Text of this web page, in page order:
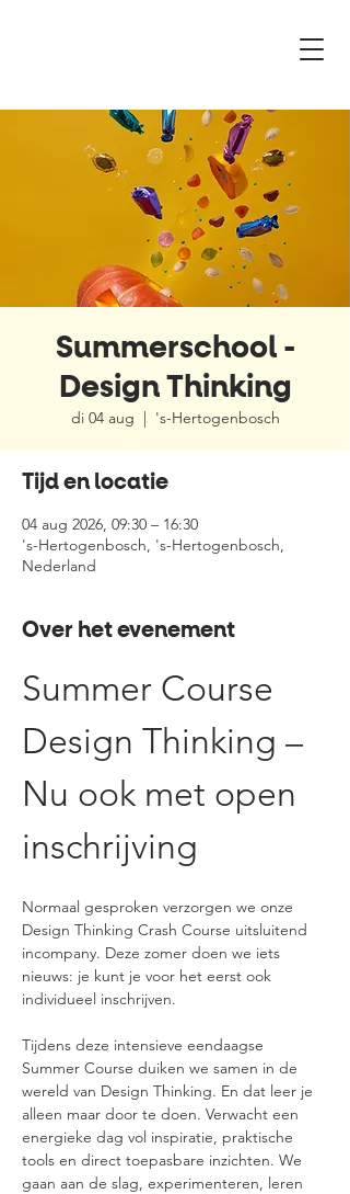
Summerschool -
Design Thinking
di 04 aug
  |
's-Hertogenbosch
Tijd en locatie
04 aug 2026, 09:30 – 16:30
's-Hertogenbosch, 's-Hertogenbosch,
Nederland
Over het evenement
Summer Course
Design Thinking –
Nu ook met open
inschrijving
Normaal gesproken verzorgen we onze
Design Thinking Crash Course uitsluitend
incompany. Deze zomer doen we iets
nieuws: je kunt je voor het eerst ook
individueel inschrijven.
Tijdens deze intensieve eendaagse
Summer Course duiken we samen in de
wereld van Design Thinking. En dat leer je
alleen maar door te doen. Verwacht een
energieke dag vol inspiratie, praktische
tools en direct toepasbare inzichten. We
gaan aan de slag, experimenteren, leren